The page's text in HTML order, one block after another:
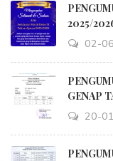
2025/
02-
GENAP
20-